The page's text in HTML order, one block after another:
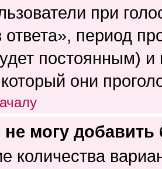
при
период
постоянным)
они
могу
количества